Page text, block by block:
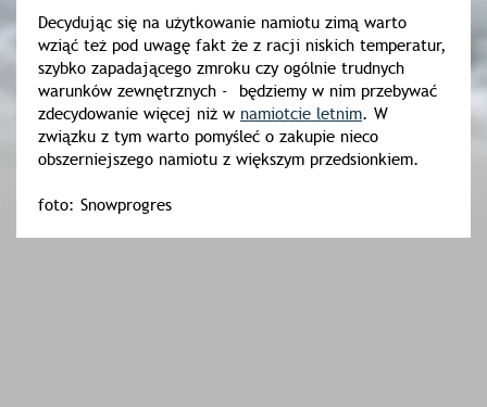
Decydując się na użytkowanie namiotu zimą warto
wziąć też pod uwagę fakt że z racji niskich temperatur,
szybko zapadającego zmroku czy ogólnie trudnych
warunków zewnętrznych - będziemy w nim przebywać
zdecydowanie więcej niż w namiotcie letnim. W
związku z tym warto pomyśleć o zakupie nieco
obszerniejszego namiotu z większym przedsionkiem.
foto: Snowprogres